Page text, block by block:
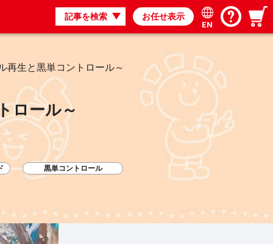
記事を検索 お任せ表示
EN
再生と黒単コントロール～
ロール～
黒単コントロール